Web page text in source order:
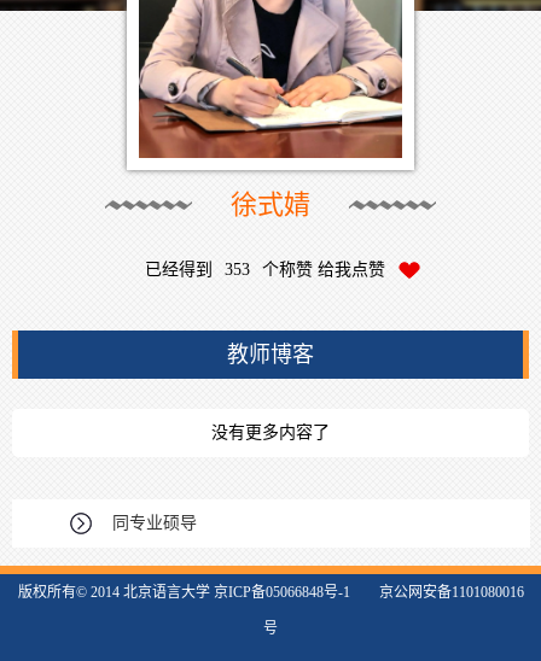
徐式婧
已经得到 353 个称赞 给我点赞
教师博客
没有更多内容了
同专业硕导
版权所有© 2014 北京语言大学 京ICP备05066848号-1 京公网安备1101080016
号